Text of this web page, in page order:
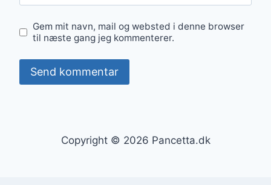
Gem mit navn, mail og websted i denne browser
til næste gang jeg kommenterer.
Copyright © 2026 Pancetta.dk